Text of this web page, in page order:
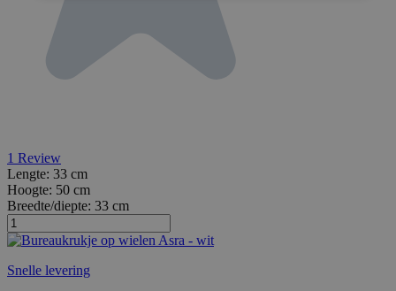
1 Review
Lengte: 33 cm
Hoogte: 50 cm
Breedte/diepte: 33 cm
Snelle levering